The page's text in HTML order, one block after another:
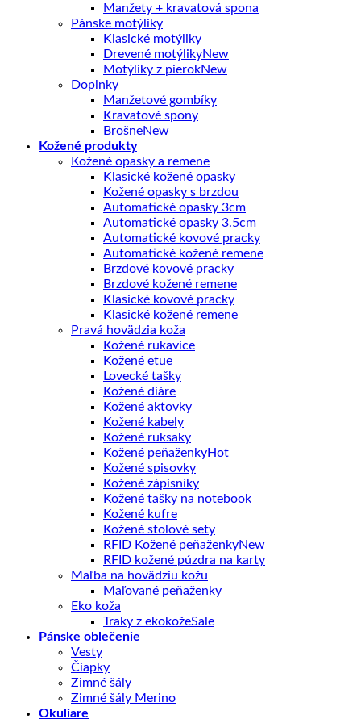
Manžety + kravatová spona
Pánske motýliky
Klasické motýliky
Drevené motýliky
Motýliky z pierok
Doplnky
Manžetové gombíky
Kravatové spony
Brošne
Kožené produkty
Kožené opasky a remene
Klasické kožené opasky
Kožené opasky s brzdou
Automatické opasky 3cm
Automatické opasky 3.5cm
Automatické kovové pracky
Automatické kožené remene
Brzdové kovové pracky
Brzdové kožené remene
Klasické kovové pracky
Klasické kožené remene
Pravá hovädzia koža
Kožené rukavice
Kožené etue
Lovecké tašky
Kožené diáre
Kožené aktovky
Kožené kabely
Kožené ruksaky
Kožené peňaženky
Kožené spisovky
Kožené zápisníky
Kožené tašky na notebook
Kožené kufre
Kožené stolové sety
RFID Kožené peňaženky
RFID kožené púzdra na karty
Maľba na hovädziu kožu
Maľované peňaženky
Eko koža
Traky z ekokože
Pánske oblečenie
Vesty
Čiapky
Zimné šály
Zimné šály Merino
Okuliare